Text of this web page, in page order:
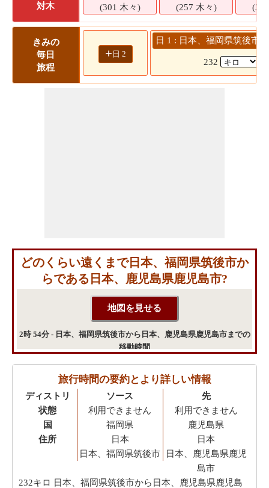
対木
(301 木々)
(257 木々)
きみの
毎日
旅程
+ 日 2
日 1 : 日本、福岡県筑後市
232
どのくらい遠くまで日本、福岡県筑後市か
らである日本、鹿児島県鹿児島市?
2時 54分 - 日本、福岡県筑後市から日本、鹿児島県鹿児島市までの
移動時間
旅行時間の要約とより詳しい情報
ディストリ
状態
国
住所
ソース
利用できません
福岡県
日本
日本、福岡県筑後市
先
利用できません
鹿児島県
日本
日本、鹿児島県鹿児
島市
232キロ 日本、福岡県筑後市から日本、鹿児島県鹿児島